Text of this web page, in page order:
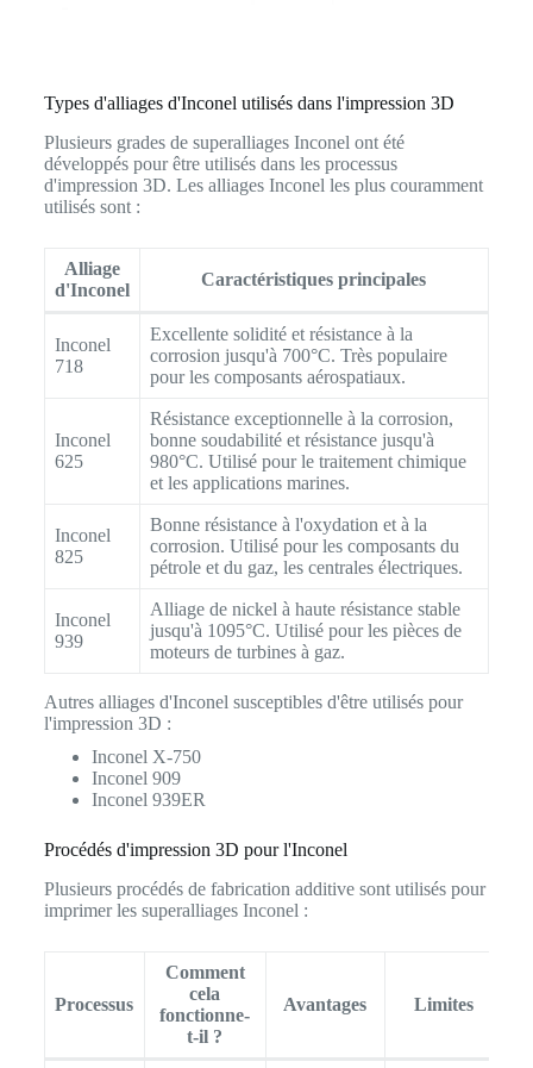
Types d'alliages d'Inconel utilisés dans l'impression 3D
Plusieurs grades de superalliages Inconel ont été
développés pour être utilisés dans les processus
d'impression 3D. Les alliages Inconel les plus couramment
utilisés sont :
Alliage
d'Inconel
Caractéristiques principales
Inconel
718
Excellente solidité et résistance à la
corrosion jusqu'à 700°C. Très populaire
pour les composants aérospatiaux.
Inconel
625
Résistance exceptionnelle à la corrosion,
bonne soudabilité et résistance jusqu'à
980°C. Utilisé pour le traitement chimique
et les applications marines.
Inconel
825
Bonne résistance à l'oxydation et à la
corrosion. Utilisé pour les composants du
pétrole et du gaz, les centrales électriques.
Inconel
939
Alliage de nickel à haute résistance stable
jusqu'à 1095°C. Utilisé pour les pièces de
moteurs de turbines à gaz.
Autres alliages d'Inconel susceptibles d'être utilisés pour
l'impression 3D :
Inconel X-750
Inconel 909
Inconel 939ER
Procédés d'impression 3D pour l'Inconel
Plusieurs procédés de fabrication additive sont utilisés pour
imprimer les superalliages Inconel :
Processus
Comment
cela
fonctionne-
t-il ?
Avantages Limites